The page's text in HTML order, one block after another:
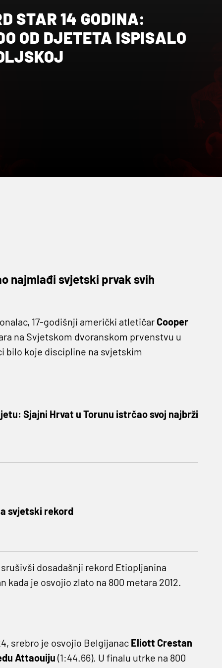
STAR 14 GODINA:
OD DJETETA ISPISALO
najmlađi svjetski prvak svih
17-godišnji američki atletičar Cooper
na Svjetskom dvoranskom prvenstvu u
bilo koje discipline na svjetskim
Sjajni Hrvat u Torunu istrčao svoj najbrži
svjetski rekord
dosadašnji rekord Etiopljanina
kada je osvojio zlato na 800 metara 2012.
srebro je osvojio Belgijanac Eliott Crestan
Attaouiju (1:44.66). U finalu utrke na 800